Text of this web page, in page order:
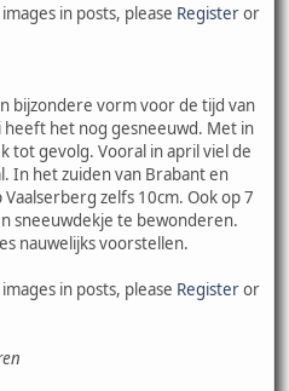
in posts, please Registeror
bijzondere vorm voor de tijd van
heeft het nog gesneeuwd. Met in
tot gevolg. Vooral in april viel de
In het zuiden van Brabant en
zelfs 10cm. Ook op 7
sneeuwdekje te bewonderen.
nauwelijks voorstellen.
in posts, please Registeror